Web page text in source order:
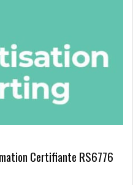
Certifiante RS6776